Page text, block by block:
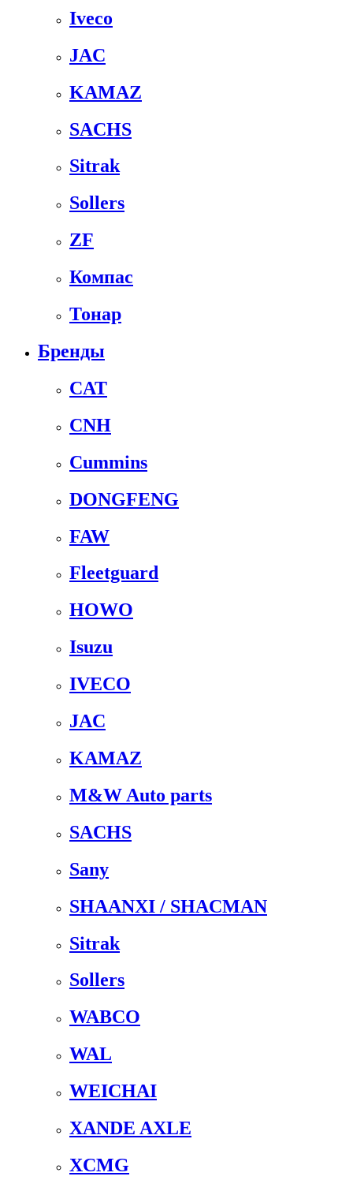
Iveco
JAC
KAMAZ
SACHS
Sitrak
Sollers
ZF
Компас
Тонар
Бренды
CAT
CNH
Cummins
DONGFENG
FAW
Fleetguard
HOWO
Isuzu
IVECO
JAC
KAMAZ
M&W Auto parts
SACHS
Sany
SHAANXI / SHACMAN
Sitrak
Sollers
WABCO
WAL
WEICHAI
XANDE AXLE
XCMG